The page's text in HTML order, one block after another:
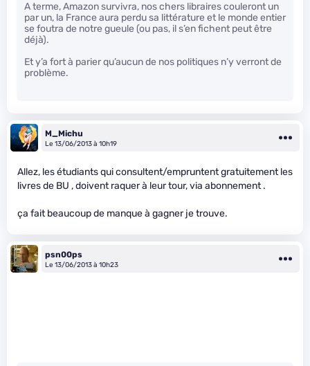
A terme, Amazon survivra, nos chers libraires couleront un
par un, la France aura perdu sa littérature et le monde entier
se foutra de notre gueule (ou pas, il s’en fichent peut être
déjà).
Et y’a fort à parier qu’aucun de nos politiques n’y verront de
problème.
M_Michu
Le 13/06/2013 à 10h19
Allez, les étudiants qui consultent/empruntent gratuitement les
livres de BU , doivent raquer à leur tour, via abonnement .
ça fait beaucoup de manque à gagner je trouve.
psn00ps
Le 13/06/2013 à 10h23